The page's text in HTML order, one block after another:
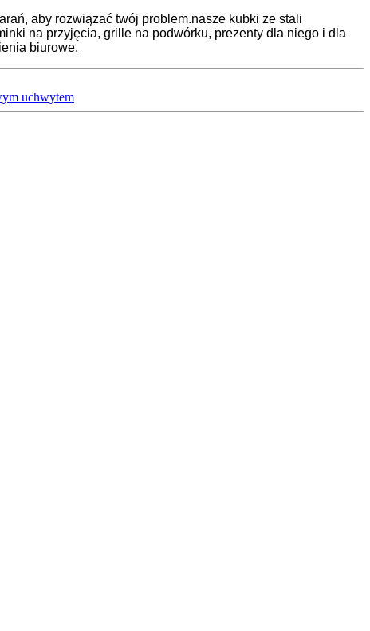
aby rozwiązać twój problem.nasze kubki ze stali
na przyjęcia, grille na podwórku, prezenty dla niego i dla
biurowe.
uchwytem